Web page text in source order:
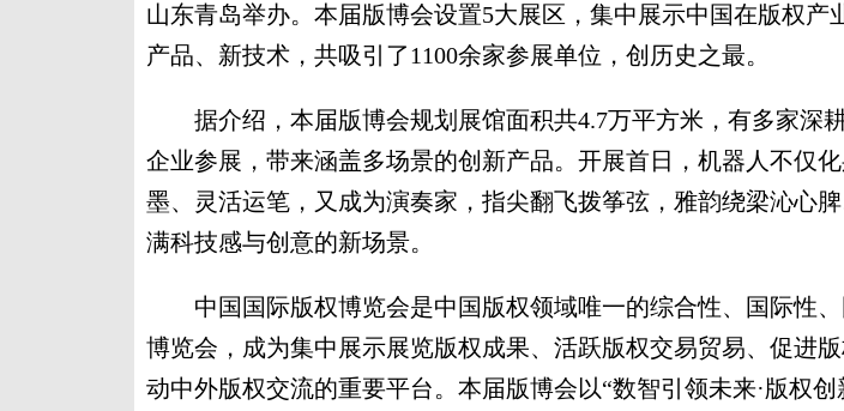
山东青岛举办。本届版博会设置5大展区，集中展示中国在版权产
产品、新技术，共吸引了1100余家参展单位，创历史之最。
据介绍，本届版博会规划展馆面积共4.7万平方米，有多家深
企业参展，带来涵盖多场景的创新产品。开展首日，机器人不仅
墨、灵活运笔，又成为演奏家，指尖翻飞拨筝弦，雅韵绕梁沁心
满科技感与创意的新场景。
中国国际版权博览会是中国版权领域唯一的综合性、国际性、
博览会，成为集中展示展览版权成果、活跃版权交易贸易、促进
动中外版权交流的重要平台。本届版博会以“数智引领未来·版权创